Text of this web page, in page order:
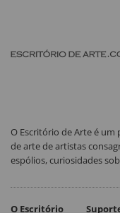
O Escritório de Arte é
de arte de artistas
espólios, curiosidades
O Escritório